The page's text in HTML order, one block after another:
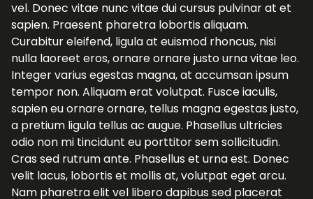
vel. Donec vitae nunc vitae dui cursus pulvinar at et
sapien. Praesent pharetra lobortis aliquam.
Curabitur eleifend, ligula at euismod rhoncus, nisi
nulla laoreet eros, ornare ornare justo urna vitae leo.
Integer varius egestas magna, at accumsan ipsum
tempor non. Aliquam erat volutpat. Fusce iaculis,
sapien eu ornare ornare, tellus magna egestas justo,
a pretium ligula tellus ac augue. Phasellus ultricies
odio non mi tincidunt eu porttitor sem sollicitudin.
Cras sed rutrum ante. Phasellus et urna est. Donec
velit lacus, lobortis et mollis at, volutpat eget arcu.
Nam pharetra elit vel libero dapibus sed placerat